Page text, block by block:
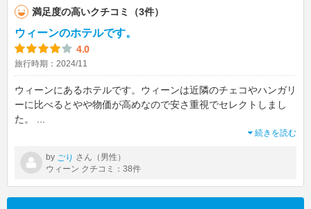
満足度の高いクチコミ（3件）
ウィーンのホテルです。
4.0
旅行時期：2024/11
ウィーンにあるホテルです。ウィーンは近隣のチェコやハンガリ
ーに比べるとやや物価が高めなので安さ重視でセレクトしまし
た。
続きを読む
by ごり さん（男性）
ウィーン クチコミ：38件